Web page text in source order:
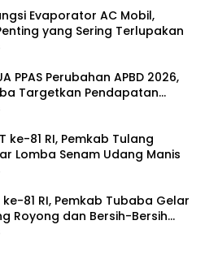
Evaporator AC Mobil,
yang Sering Terlupakan
PPAS Perubahan APBD 2026,
Targetkan Pendapatan
Miliar
ke-81 RI, Pemkab Tulang
Lomba Senam Udang Manis
ke-81 RI, Pemkab Tubaba Gelar
Royong dan Bersih-Bersih